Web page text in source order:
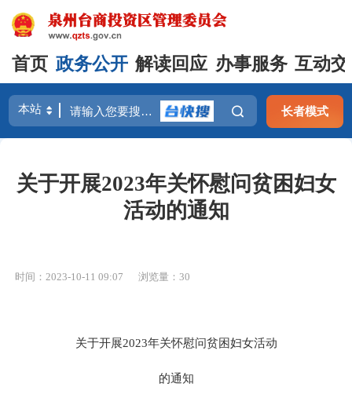
首页 政务公开 解读回应 办事服务 互动
长者模式
关于开展2023年关怀慰问贫困妇女
活动的通知
时间：2023-10-11 09:07 浏览量： 30
关于开展2023年关怀慰问贫困妇女活动
的通知